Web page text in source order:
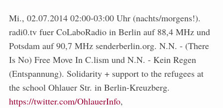
Mi., 02.07.2014 02:00-03:00 Uhr (nachts/morgens!).
radi0.tv fuer CoLaboRadio in Berlin auf 88,4 MHz und
Potsdam auf 90,7 MHz senderberlin.org. N.N. - (There
Is No) Free Move In C.lism und N.N. - Kein Regen
(Entspannung). Solidarity + support to the refugees at
the school Ohlauer Str. in Berlin-Kreuzberg.
https://twitter.com/OhlauerInfo,